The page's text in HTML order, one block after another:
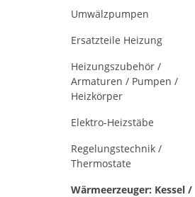
Umwälzpumpen
Ersatzteile Heizung
Heizungszubehör /
Armaturen / Pumpen /
Heizkörper
Elektro-Heizstäbe
Regelungstechnik /
Thermostate
Wärmeerzeuger: Kessel /